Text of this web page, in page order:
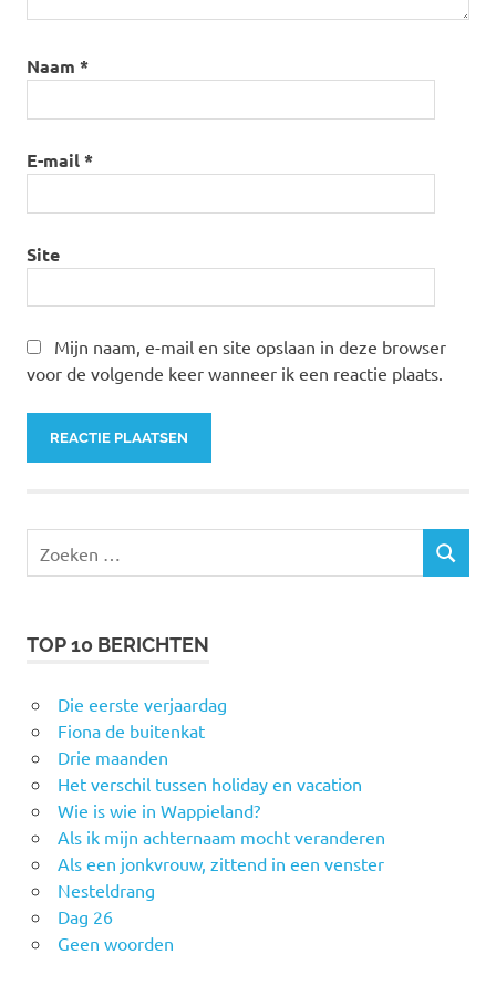
Naam *
E-mail*
Site
Mijn naam, e-mail en site opslaan in deze browser
voor de volgende keer wanneer ik een reactie plaats.
naar:
ZOEKEN
TOP 10 BERICHTEN
Die eerste verjaardag
Fiona de buitenkat
Drie maanden
Het verschil tussen holiday en vacation
Wie is wie in Wappieland?
Als ik mijn achternaam mocht veranderen
Als een jonkvrouw, zittend in een venster
Nesteldrang
Dag 26
Geen woorden